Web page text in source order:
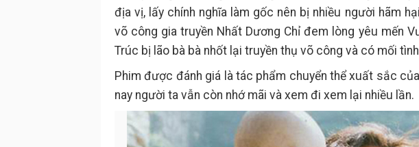
địa vị, lấy chính nghĩa làm gốc nên bị nhiều người hãm
võ công gia truyền Nhất Dương Chỉ đem lòng yêu mến
Trúc bị lão bà bà nhốt lại truyền thụ võ công và có mối
Phim được đánh giá là tác phẩm chuyển thể xuất sắc
nay người ta vẫn còn nhớ mãi và xem đi xem lại nhiều lần.